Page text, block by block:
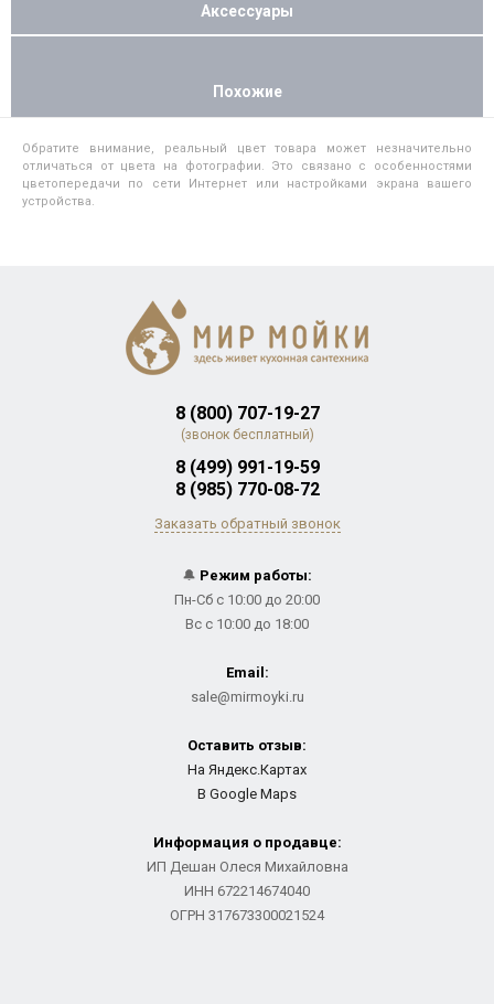
Аксессуары
Похожие
Обратите внимание, реальный цвет товара может незначительно
отличаться от цвета на фотографии. Это связано с особенностями
цветопередачи по сети Интернет или настройками экрана вашего
устройства.
8 (800) 707-19-27
(звонок бесплатный)
8 (499) 991-19-59
8 (985) 770-08-72
Заказать обратный звонок
🔔 Режим работы:
Пн-Сб с 10:00 до 20:00
Вс с 10:00 до 18:00
Email:
sale@mirmoyki.ru
Оставить отзыв:
На Яндекс.Картах
В Google Maps
Информация о продавце:
ИП Дешан Олеся Михайловна
ИНН 672214674040
ОГРН 317673300021524